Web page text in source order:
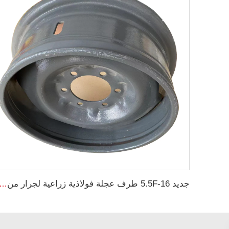
جديد 5.5F-16 طرف عجلة فولاذية زراعية لجرار من مصنع الأطراف 5.5-16 أطراف فولاذية للإطارات 750-16